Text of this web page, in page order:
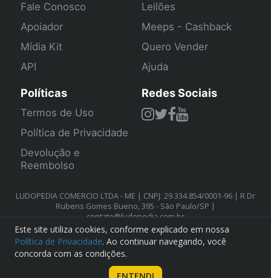
Fale Conosco
Apoiador
Mídia Kit
API
Leilões
Meeps - Cashback
Quero Vender
Ajuda
Políticas
Termos de Uso
Política de Privacidade
Devolução e
Reembolso
Redes Sociais
LUDOPEDIA COMERCIO LTDA - ME | CNPJ: 29.334.854/0001-96 | R Dr
Rubens Gomes Bueno, 395 - São Paulo/SP |
contato@ludopedia.com.br
Este site utiliza cookies, conforme explicado em nossa
Política de Privacidade. Ao continuar navegando, você
concorda com as condições.